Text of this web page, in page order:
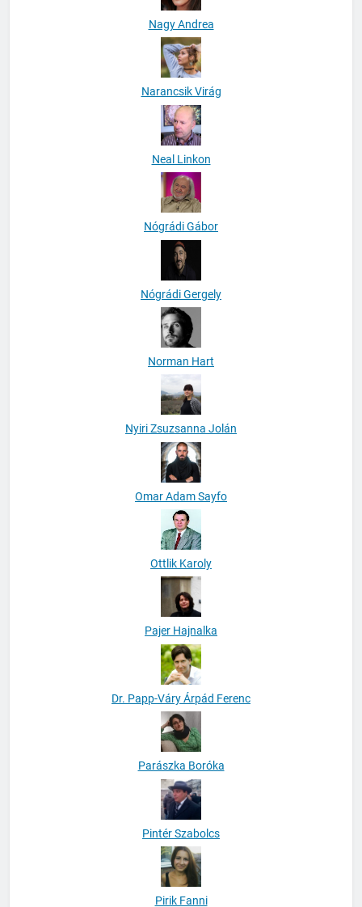
Nagy Andrea
Narancsik Virág
Neal Linkon
Nógrádi Gábor
Nógrádi Gergely
Norman Hart
Nyiri Zsuzsanna Jolán
Omar Adam Sayfo
Ottlik Karoly
Pajer Hajnalka
Dr. Papp-Váry Árpád Ferenc
Parászka Boróka
Pintér Szabolcs
Pirik Fanni